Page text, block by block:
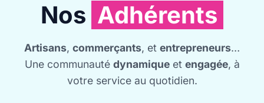
Nos Adhérents
Artisans, commerçants, et entrepreneurs…
Une communauté dynamiqueet engagée, à
votre service au quotidien.